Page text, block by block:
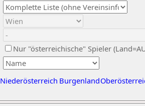
Nur "österreichische" Spieler
Niederösterreich Burgenland